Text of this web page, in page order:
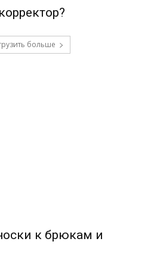
больше
к брюкам и